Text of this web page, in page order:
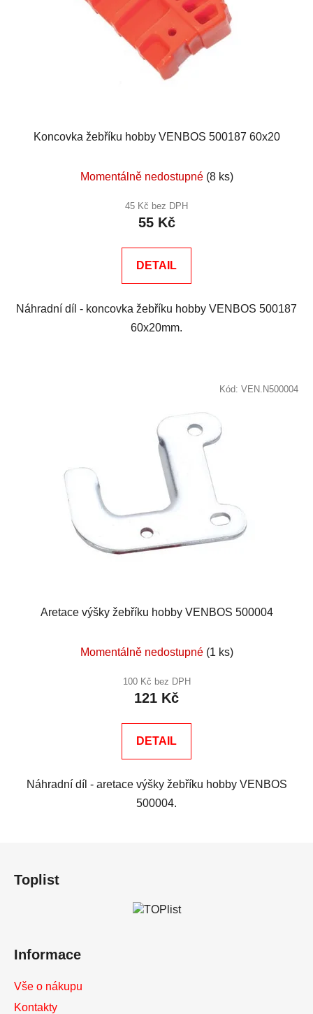
Koncovka žebříku hobby VENBOS 500187 60x20
Momentálně nedostupné (8 ks)
45 Kč bez DPH
55 Kč
DETAIL
Náhradní díl - koncovka žebříku hobby VENBOS 500187
60x20mm.
Aretace výšky žebříku hobby VENBOS 500004
Momentálně nedostupné (1 ks)
100 Kč bez DPH
121 Kč
DETAIL
Náhradní díl - aretace výšky žebříku hobby VENBOS
500004.
Kód: VEN.N500004
Toplist
Informace
Vše o nákupu
Kontakty